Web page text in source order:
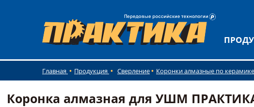
Главная Продукция Сверление Коронки алмазные по
Коронка алмазная для УШМ